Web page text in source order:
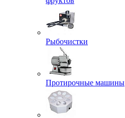
Рыбочистки
Протирочные машины